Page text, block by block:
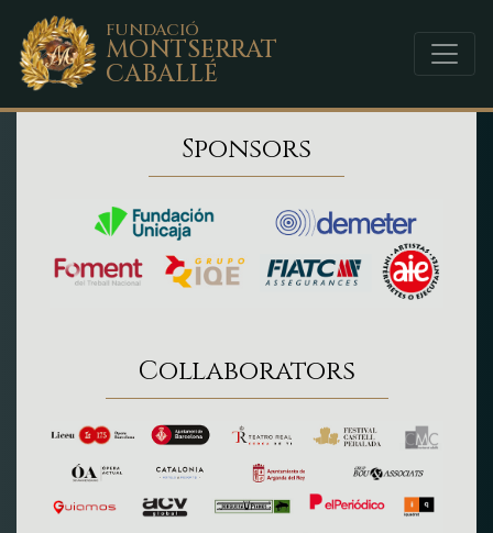
FUNDACIÓ
MONTSERRAT
CABALLÉ
Sponsors
Collaborators